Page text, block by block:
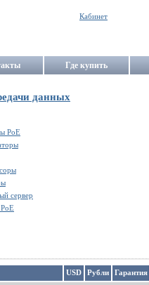
Кабинет
Где купить
данных
PoE
сервер
USD Рубли Гарантия